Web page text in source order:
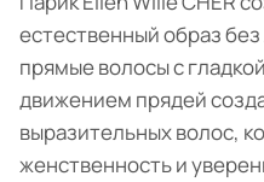
естественный образ
прямые волосы с
движением прядей
выразительных волос,
женственность и